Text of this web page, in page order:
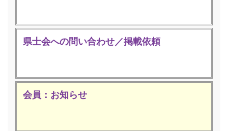
県士会への問い合わせ／掲載依頼
会員：お知らせ